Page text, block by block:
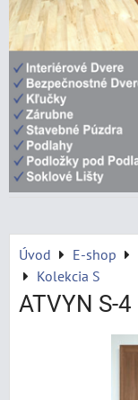
Úvod E-shop
Kolekcia S
ATVYN S-4